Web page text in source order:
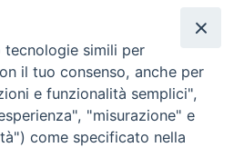
Radio
Spazio
per
gli ultimi
nuovi passi per il
delle Collaborazioni
di svolgimento alcuni
simili per
il tuo consenso, anche per
e funzionalità semplici",
"misurazione" e
come specificato nella